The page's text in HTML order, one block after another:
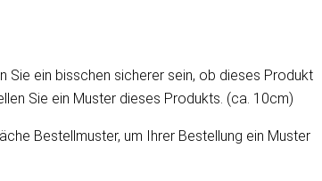
Sie ein bisschen sicherer sein, ob dieses Produkt
Sie ein Muster dieses Produkts. (ca. 10cm)
Bestellmuster, um Ihrer Bestellung ein Muster